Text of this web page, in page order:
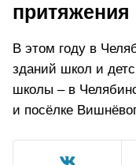
притяжения
В этом году в
зданий школ и
школы – в
и посёлке